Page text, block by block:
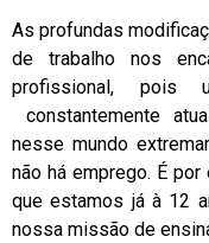
As profundas
de trabalho nos
profissional, pois
constantemente
nesse mundo
não há emprego. É
que estamos já à 12
nossa missão de